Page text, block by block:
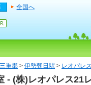
全国へ
三重郡 > 伊勢朝日駅 > レオパレ
- (株)レオパレス21